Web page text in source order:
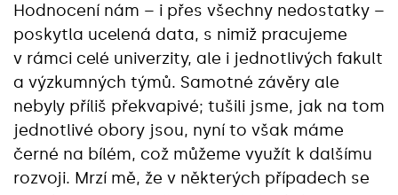
Hodnocení nám – i přes všechny nedostatky –
poskytla ucelená data, s nimiž pracujeme
v rámci celé univerzity, ale i jednotlivých fakult
a výzkumných týmů. Samotné závěry ale
nebyly příliš překvapivé; tušili jsme, jak na tom
jednotlivé obory jsou, nyní to však máme
černé na bílém, což můžeme využít k dalšímu
rozvoji. Mrzí mě, že v některých případech se